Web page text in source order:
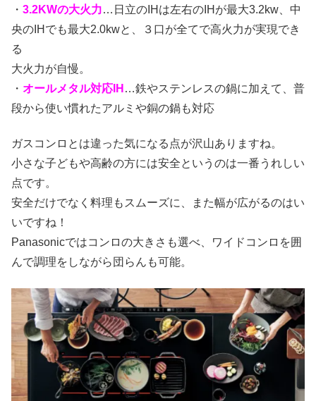
・ 3.2KWの大火力…日立のIHは左右のIHが最大3.2kw、中
央のIHでも最大2.0kwと、３口が全てで高火力が実現でき
る
大火力が自慢。
・ オールメタル対応IH …鉄やステンレスの鍋に加えて、普
段から使い慣れたアルミや銅の鍋も対応
ガスコンロとは違った気になる点が沢山ありますね。
小さな子どもや高齢の方には安全というのは一番うれしい
点です。
安全だけでなく料理もスムーズに、また幅が広がるのはい
いですね！
Panasonicではコンロの大きさも選べ、ワイドコンロを囲
んで調理をしながら団らんも可能。